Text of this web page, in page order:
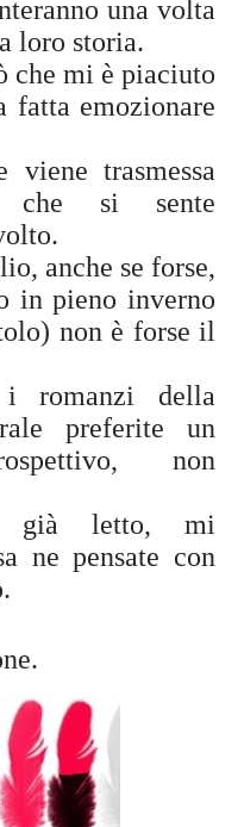
una volta
loro storia.
che mi è piaciuto
emozionare
viene trasmessa
che si sente
anche se forse,
in pieno inverno
non è forse il
romanzi della
preferite un
non
già letto, mi
ne pensate con